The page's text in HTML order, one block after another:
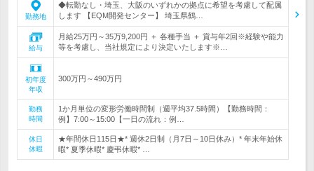
勤務地
◆転勤なし・埼玉、大阪のいずれかの拠点に希望を考慮して配属
します 【EQM開発センター】 埼玉県鶴…
給与
月給25万円～35万9,200円 ＋ 各種手当 ＋ 賞与年2回※経験や能力
等を考慮し、当社規定により決定いたします※…
初年度
年収
300万円～490万円
勤務
時間
1か月単位の変形労働時間制（週平均37.5時間）【勤務時間：
例】7:00～15:00【一日の流れ：例…
休日
休暇
★年間休日115日★* 週休2日制（月7日～10日休み）* 年末年始休
暇* 夏季休暇* 慶弔休暇* …